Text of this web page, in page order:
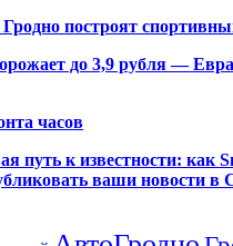
построят
до 3,9 рубля —
часов
путь к известности: как
ваши новости